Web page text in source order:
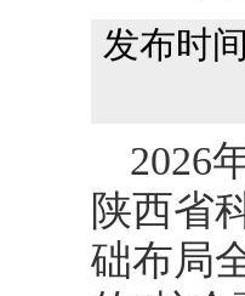
发布时
2026
陕西省
础布局